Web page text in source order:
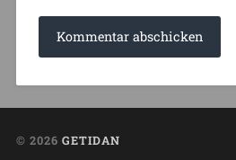
© 2026 GETIDAN